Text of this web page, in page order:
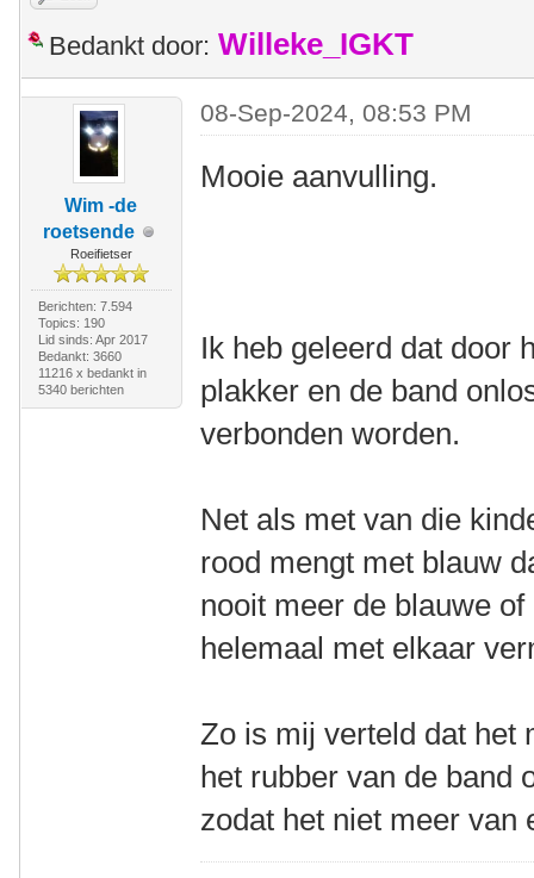
Bedankt door: Willeke_IGKT
Wim -de
roetsende
Roeifietser
Berichten: 7.594
Topics: 190
Lid sinds: Apr 2017
Bedankt: 3660
11216 x bedankt in
5340 berichten
08-Sep-2024, 08:53 PM
Mooie aanvulling.
Ik heb geleerd dat door
plakker en de band
verbonden worden.
Net als met van die
rood mengt met blauw
nooit meer de blauwe
helemaal met elkaar
Zo is mij verteld dat het
het rubber van de band
zodat het niet meer van